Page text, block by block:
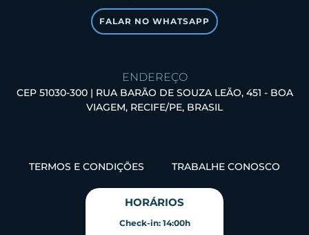
FALAR NO WHATSAPP
ENDEREÇO
CEP 51030-300 | RUA BARÃO DE SOUZA LEÃO, 451 - BOA
VIAGEM, RECIFE/PE, BRASIL
TERMOS E CONDIÇÕES TRABALHE CONOSCO
HORÁRIOS
Check-in: 14:00h